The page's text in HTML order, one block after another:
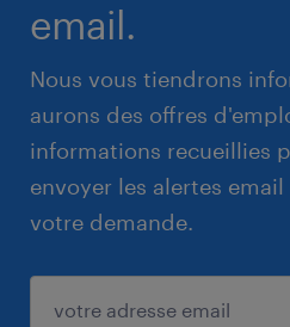
email.
Nous vous tiendrons
aurons des offres
informations recueillies
envoyer les alertes
votre demande.